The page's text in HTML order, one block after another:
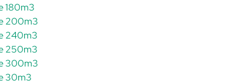
180m3
200m3
240m3
250m3
300m3
30m3